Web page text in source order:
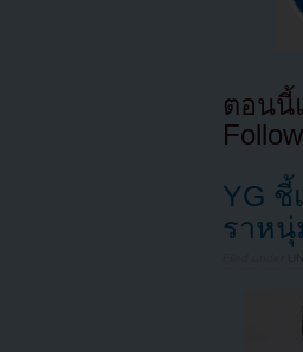
ตอนนี้
YG ชี้
ราห